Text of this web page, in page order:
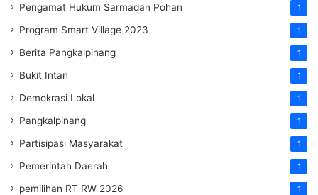
Pengamat Hukum Sarmadan Pohan 1
Program Smart Village 2023 1
Berita Pangkalpinang 1
Bukit Intan 1
Demokrasi Lokal 1
Pangkalpinang 1
Partisipasi Masyarakat 1
Pemerintah Daerah 1
pemilihan RT RW 2026 1